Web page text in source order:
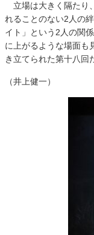
立場は大きく隔たり
れることのない2人の
イト」という2人の関
に上がるような場面も
き立てられた第十八回
（井上健一）